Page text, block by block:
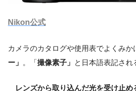
Nikon公式
カメラのカタログや使用表でよくみか
ー」 。「撮像素子」 と日本語表記され
レンズから取り込んだ光を受け止め